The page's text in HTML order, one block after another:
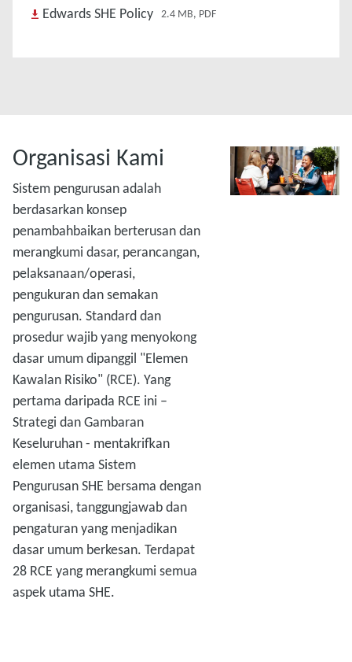
Edwards SHE Policy 2.4 MB, PDF
Organisasi Kami
Sistem pengurusan adalah
berdasarkan konsep
penambahbaikan berterusan dan
merangkumi dasar, perancangan,
pelaksanaan/operasi,
pengukuran dan semakan
pengurusan. Standard dan
prosedur wajib yang menyokong
dasar umum dipanggil "Elemen
Kawalan Risiko" (RCE). Yang
pertama daripada RCE ini –
Strategi dan Gambaran
Keseluruhan - mentakrifkan
elemen utama Sistem
Pengurusan SHE bersama dengan
organisasi, tanggungjawab dan
pengaturan yang menjadikan
dasar umum berkesan. Terdapat
28 RCE yang merangkumi semua
aspek utama SHE.